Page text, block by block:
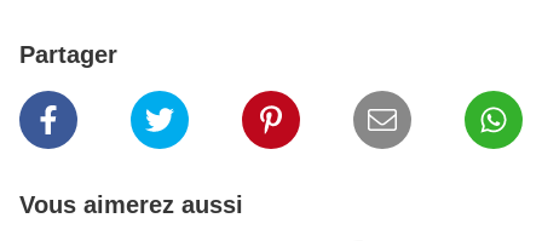
Partager
Vous aimerez aussi